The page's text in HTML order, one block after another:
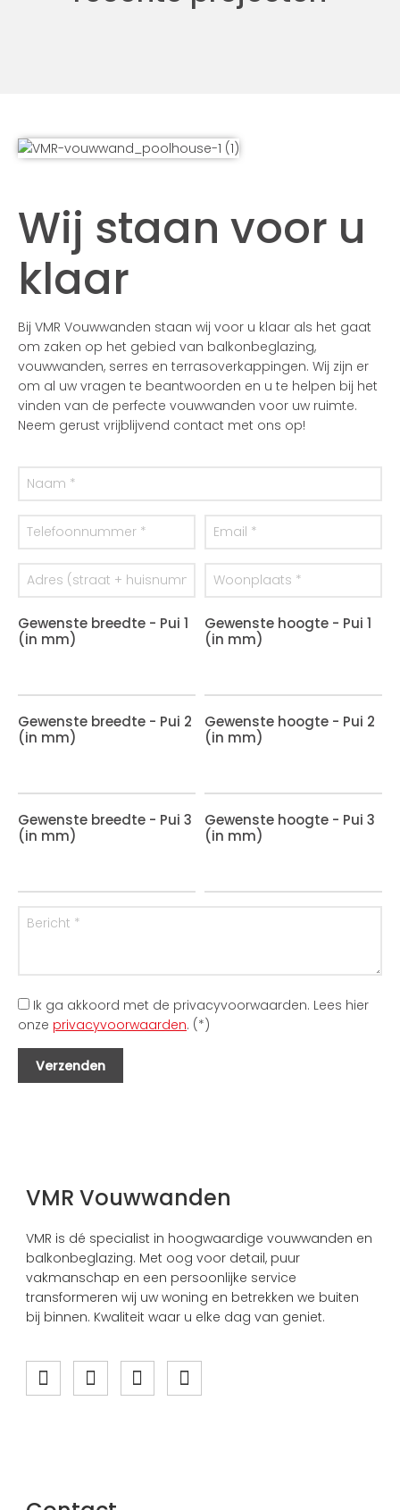
Wij staan voor u
klaar
Bij VMR Vouwwanden staan wij voor u klaar als het gaat
om zaken op het gebied van balkonbeglazing,
vouwwanden, serres en terrasoverkappingen. Wij zijn er
om al uw vragen te beantwoorden en u te helpen bij het
vinden van de perfecte vouwwanden voor uw ruimte.
Neem gerust vrijblijvend contact met ons op!
Gewenste breedte - Pui 1
(in mm)
Gewenste hoogte - Pui 1
(in mm)
Gewenste breedte - Pui 2
(in mm)
Gewenste hoogte - Pui 2
(in mm)
Gewenste breedte - Pui 3
(in mm)
Gewenste hoogte - Pui 3
(in mm)
Ik ga akkoord met de privacyvoorwaarden. Lees hier
onze privacyvoorwaarden. (*)
VMR Vouwwanden
VMR is dé specialist in hoogwaardige vouwwanden en
balkonbeglazing. Met oog voor detail, puur
vakmanschap en een persoonlijke service
transformeren wij uw woning en betrekken we buiten
bij binnen. Kwaliteit waar u elke dag van geniet.